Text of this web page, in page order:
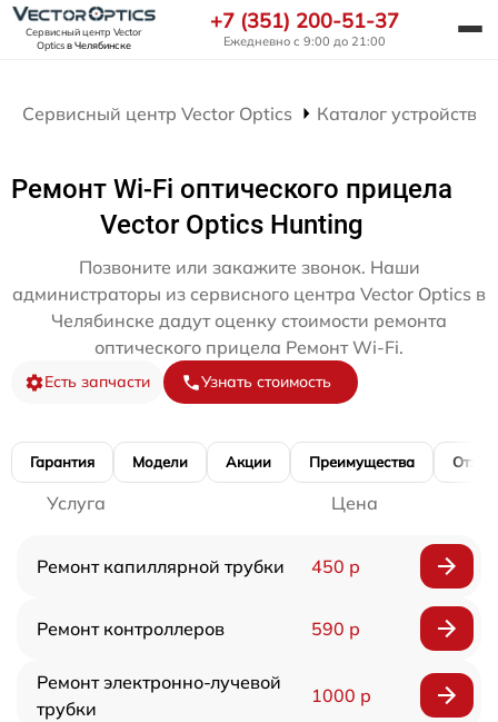
Сервисный центр Vector
Opticsв Челябинске
+7 (351) 200-51-37
Ежедневно с 9:00 до 21:00
Сервисный центр Vector Optics Каталог устройств
Ремонт Wi-Fi оптического прицела
Vector Optics Hunting
Позвоните или закажите звонок. Наши
администраторы из сервисного центра Vector Optics в
Челябинске дадут оценку стоимости ремонта
оптического прицела Ремонт Wi-Fi.
Есть запчасти Узнать стоимость
Гарантия Модели Акции Преимущества
Услуга Цена
Ремонт капиллярной трубки 450 р
Ремонт контроллеров 590 р
Ремонт электронно-лучевой
трубки
1000 р